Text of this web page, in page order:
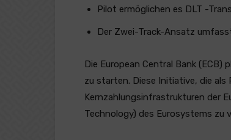
Pilot ermöglichen es DLT -
Der Zwei-Track-Ansatz
Die European Central Bank
zu starten. Diese Initiative, die
Kernzahlungsinfrastrukturen der
Technology) des Eurosystems zu